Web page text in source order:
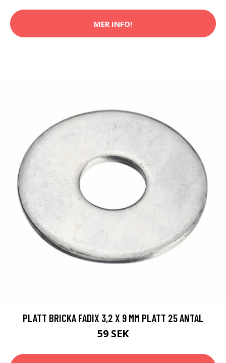
MER INFO!
PLATT BRICKA FADIX 3,2 X 9 MM PLATT 25 ANTAL
59 SEK